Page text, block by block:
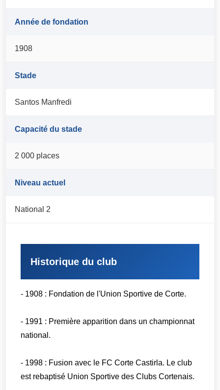
Année de fondation
1908
Stade
Santos Manfredi
Capacité du stade
2 000 places
Niveau actuel
National 2
Historique du club
- 1908 : Fondation de l'Union Sportive de Corte.
- 1991 : Première apparition dans un championnat
national.
- 1998 : Fusion avec le FC Corte Castirla. Le club
est rebaptisé Union Sportive des Clubs Cortenais.